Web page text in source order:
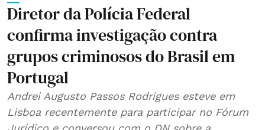
Diretor da Polícia Federal
confirma investigação contra
grupos criminosos do Brasil em
Portugal
Andrei Augusto Passos Rodrigues esteve em
Lisboa recentemente para participar no Fórum